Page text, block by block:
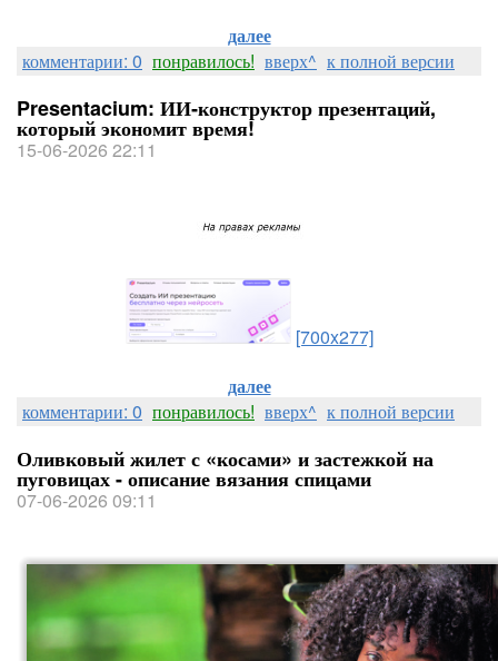
далее
комментарии: 0 понравилось! вверх^ к полной версии
Presentacium: ИИ‑конструктор презентаций,
который экономит время!
15-06-2026 22:11
[700x277]
далее
комментарии: 0 понравилось! вверх^ к полной версии
Оливковый жилет с «косами» и застежкой на
пуговицах - описание вязания спицами
07-06-2026 09:11